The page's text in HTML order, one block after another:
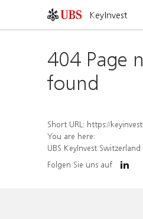
KeyInvest
404 Page
found
Short URL: https://keyinvest-ch.ubs.com/
You are here:
UBS KeyInvest Switzerland
Folgen Sie uns auf